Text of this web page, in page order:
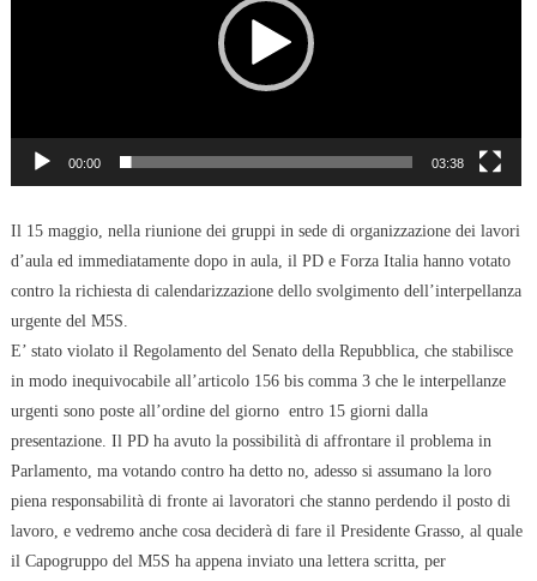
00:00 03:38
Il 15 maggio, nella riunione dei gruppi in sede di organizzazione dei lavori
d’aula ed immediatamente dopo in aula, il PD e Forza Italia hanno votato
contro la richiesta di calendarizzazione dello svolgimento dell’interpellanza
urgente del M5S.
E’ stato violato il Regolamento del Senato della Repubblica, che stabilisce
in modo inequivocabile all’articolo 156 bis comma 3 che le interpellanze
urgenti sono poste all’ordine del giorno entro 15 giorni dalla
presentazione. Il PD ha avuto la possibilità di affrontare il problema in
Parlamento, ma votando contro ha detto no, adesso si assumano la loro
piena responsabilità di fronte ai lavoratori che stanno perdendo il posto di
lavoro, e vedremo anche cosa deciderà di fare il Presidente Grasso, al quale
il Capogruppo del M5S ha appena inviato una lettera scritta, per